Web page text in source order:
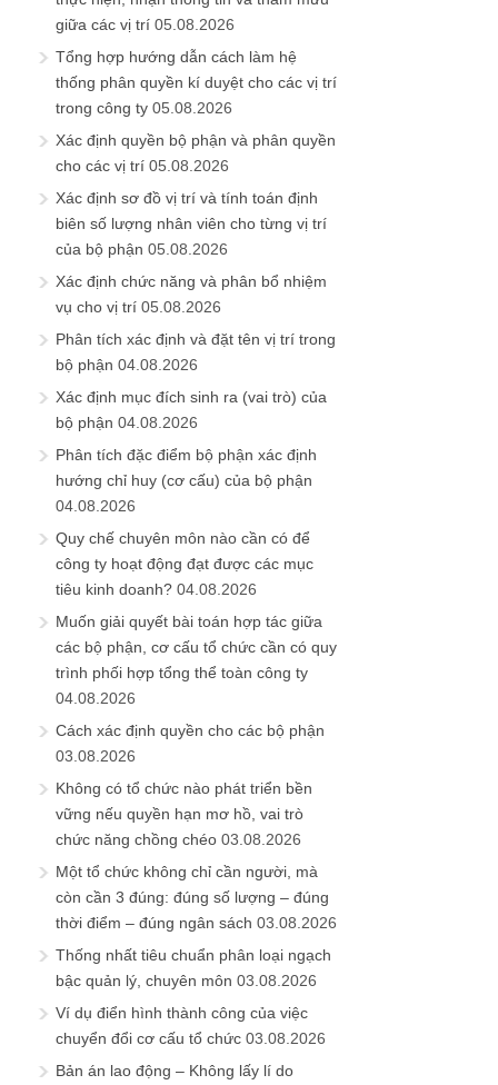
giữa các vị trí 05.08.2026
Tổng hợp hướng dẫn cách làm hệ
thống phân quyền kí duyệt cho các vị trí
trong công ty 05.08.2026
Xác định quyền bộ phận và phân quyền
cho các vị trí 05.08.2026
Xác định sơ đồ vị trí và tính toán định
biên số lượng nhân viên cho từng vị trí
của bộ phận 05.08.2026
Xác định chức năng và phân bổ nhiệm
vụ cho vị trí 05.08.2026
Phân tích xác định và đặt tên vị trí trong
bộ phận 04.08.2026
Xác định mục đích sinh ra (vai trò) của
bộ phận 04.08.2026
Phân tích đặc điểm bộ phận xác định
hướng chỉ huy (cơ cấu) của bộ phận
04.08.2026
Quy chế chuyên môn nào cần có để
công ty hoạt động đạt được các mục
tiêu kinh doanh? 04.08.2026
Muốn giải quyết bài toán hợp tác giữa
các bộ phận, cơ cấu tổ chức cần có quy
trình phối hợp tổng thể toàn công ty
04.08.2026
Cách xác định quyền cho các bộ phận
03.08.2026
Không có tổ chức nào phát triển bền
vững nếu quyền hạn mơ hồ, vai trò
chức năng chồng chéo 03.08.2026
Một tổ chức không chỉ cần người, mà
còn cần 3 đúng: đúng số lượng – đúng
thời điểm – đúng ngân sách 03.08.2026
Thống nhất tiêu chuẩn phân loại ngạch
bậc quản lý, chuyên môn 03.08.2026
Ví dụ điển hình thành công của việc
chuyển đổi cơ cấu tổ chức 03.08.2026
Bản án lao động – Không lấy lí do